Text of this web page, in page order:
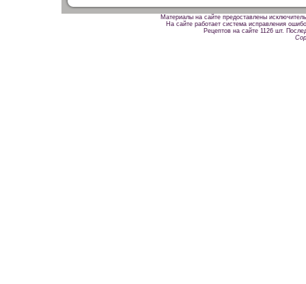
Материалы на сайте предоставлены
На сайте работает система исправления
Рецептов на сайте 1126 шт.